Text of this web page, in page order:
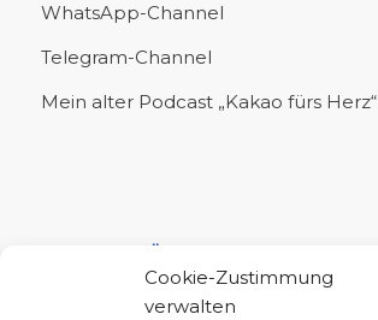
Cookie-Zustimmung
verwalten
WhatsApp-Channel
Telegram-Channel
Mein alter Podcast „Kakao fürs Herz“